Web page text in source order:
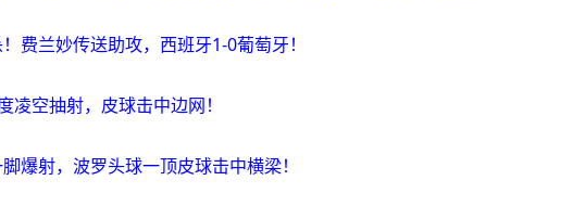
费兰妙传送助攻，西班牙1-0葡萄牙！
空抽射，皮球击中边网！
爆射，波罗头球一顶皮球击中横梁！